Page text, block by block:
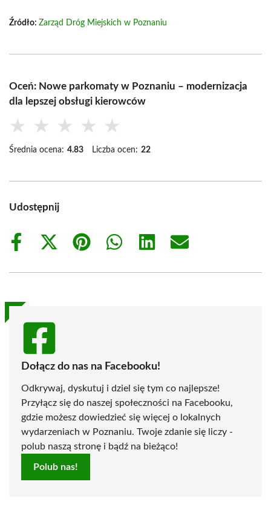
Źródło: Zarząd Dróg Miejskich w Poznaniu
Oceń: Nowe parkomaty w Poznaniu – modernizacja
dla lepszej obsługi kierowców
★ ★ ★ ★ ★
Średnia ocena: 4.83 Liczba ocen: 22
Udostępnij
Share
Share
(Twitter)
Share
Share
Share
Share
Dołącz do nas na Facebooku!
Odkrywaj, dyskutuj i dziel się tym co najlepsze!
Przyłącz się do naszej społeczności na Facebooku,
gdzie możesz dowiedzieć się więcej o lokalnych
wydarzeniach w Poznaniu. Twoje zdanie się liczy -
polub naszą stronę i bądź na bieżąco!
Polub nas!